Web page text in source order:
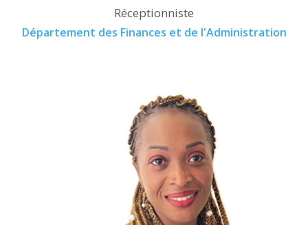
Réceptionniste
Département des Finances et de l'Administration